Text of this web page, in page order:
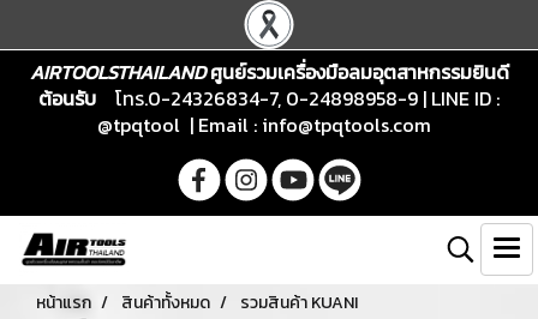
AIRTOOLSTHAILANDศูนย์รวมเครื่องมือลมอุตสาหกรรมยินดี
ต้อนรับ
โทร.0-24326834-7, 0-24898958-9 | LINE ID :
@tpqtool | Email : info@tpqtools.com
หน้าแรก สินค้าทั้งหมด
รวมสินค้า KUANI